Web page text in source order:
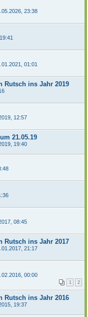
23:38
01:01
Rutsch ins Jahr 2019
12:57
21.05.19
19:40
08:45
Rutsch ins Jahr 2017
21:17
00:00
1 2
Rutsch ins Jahr 2016
19:37